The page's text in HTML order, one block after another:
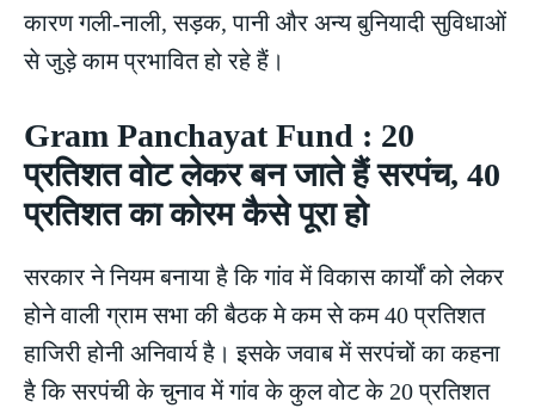
कारण गली-नाली, सड़क, पानी और अन्य बुनियादी सुविधाओं
से जुड़े काम प्रभावित हो रहे हैं।
Gram Panchayat Fund : 20
प्रतिशत वोट लेकर बन जाते हैं सरपंच, 40
प्रतिशत का कोरम कैसे पूरा हो
सरकार ने नियम बनाया है कि गांव में विकास कार्यों को लेकर
होने वाली ग्राम सभा की बैठक मे कम से कम 40 प्रतिशत
हाजिरी होनी अनिवार्य है। इसके जवाब में सरपंचों का कहना
है कि सरपंची के चुनाव में गांव के कुल वोट के 20 प्रतिशत